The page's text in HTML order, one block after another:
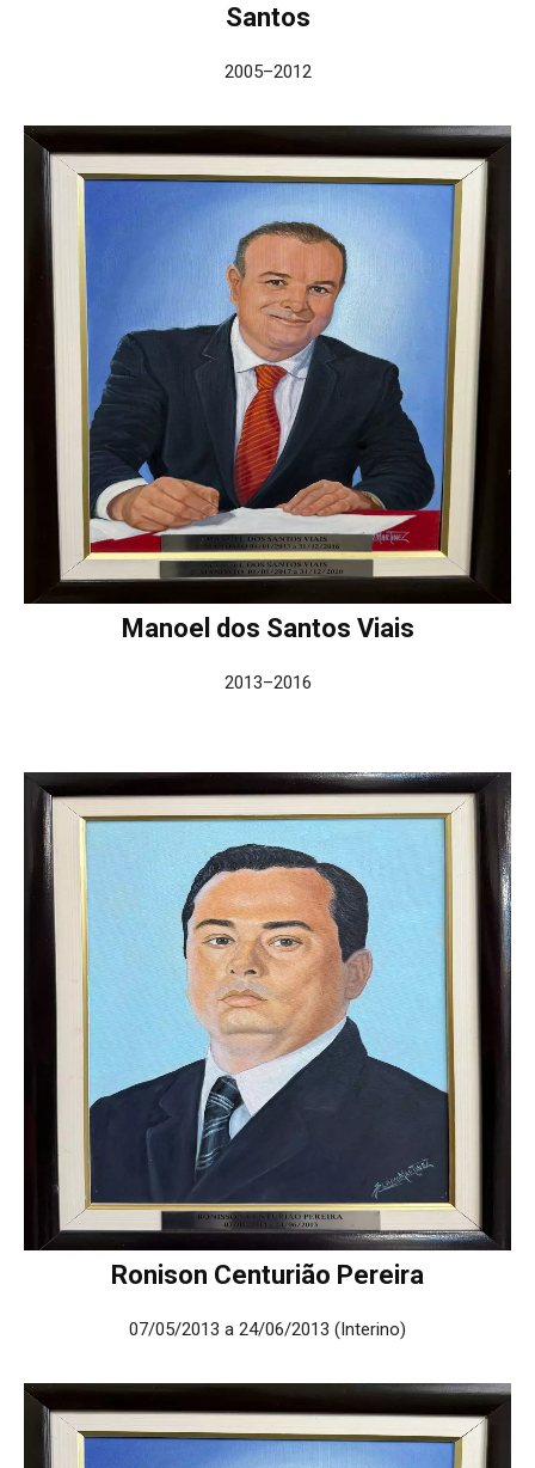
Santos
2005–2012
Manoel dos Santos Viais
2013–2016
Ronison Centurião Pereira
07/05/2013 a 24/06/2013 (Interino)